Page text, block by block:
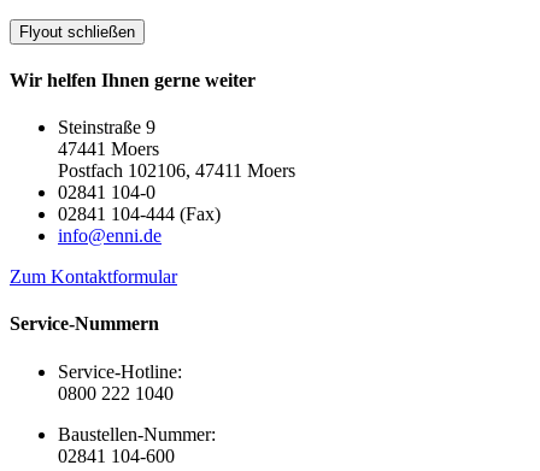
Flyout schließen
Wir helfen Ihnen gerne weiter
Steinstraße 9
47441 Moers
Postfach 102106, 47411 Moers
02841 104-0
02841 104-444 (Fax)
info@enni.de
Zum Kontaktformular
Service-Nummern
Service-Hotline:
0800 222 1040
Baustellen-Nummer:
02841 104-600